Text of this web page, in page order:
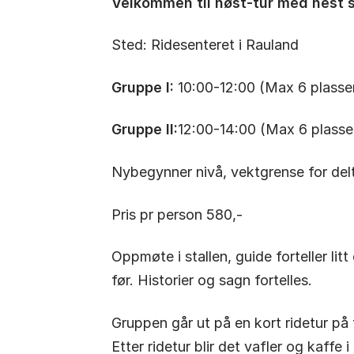
Sted: Ridesenteret i Rauland
Gruppe I: 10:00-12:00 (Max 6
Gruppe II:12:00-14:00 (Max 6
Nybegynner nivå, vektgrense for
Pris pr person 580,-
Oppmøte i stallen, guide forteller litt
før. Historier og sagn fortelles.
Gruppen går ut på en kort ridetur
Etter ridetur blir det vafler og kaffe